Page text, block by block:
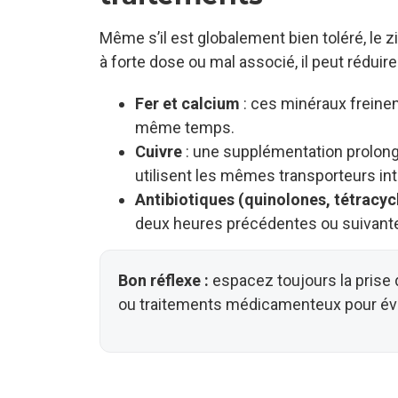
Même s’il est globalement bien toléré, le
à forte dose ou mal associé, il peut
Fer et calcium : ces minéraux
même temps.
Cuivre : une supplémentation
utilisent les mêmes transporteurs
Antibiotiques (quinolones,
deux heures précédentes ou
Bon réflexe : espacez toujours la prise
ou traitements médicamenteux pour